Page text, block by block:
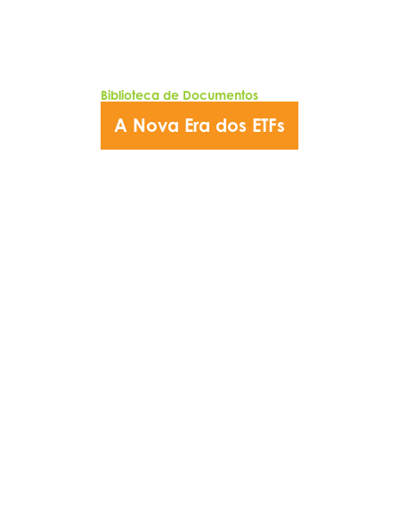
Biblioteca de Documentos
A Nova Era dos ETFs